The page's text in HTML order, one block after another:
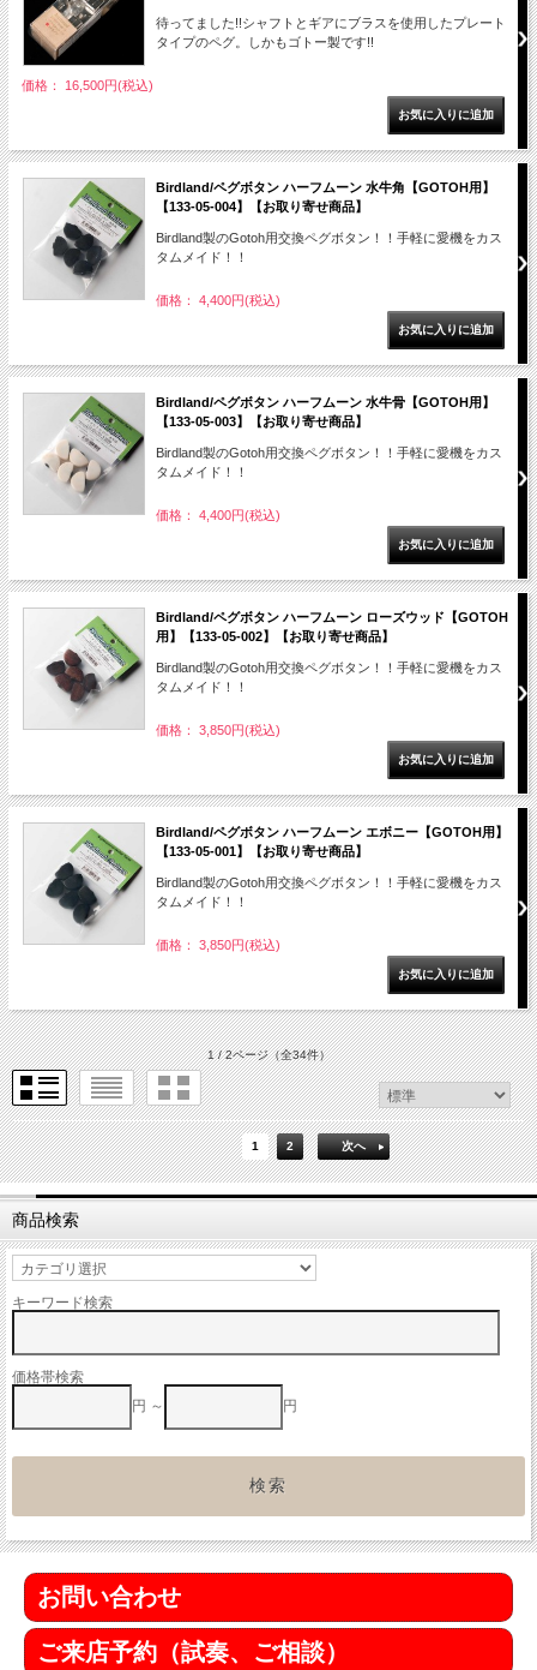
待ってました!!シャフトとギアにブラスを使用したプレート
タイプのペグ。しかもゴトー製です!!
価格： 16,500円(税込)
Birdland/ペグボタン ハーフムーン 水牛角【GOTOH用】
【133-05-004】【お取り寄せ商品】
Birdland製のGotoh用交換ペグボタン！！手軽に愛機をカス
タムメイド！！
価格： 4,400円(税込)
Birdland/ペグボタン ハーフムーン 水牛骨【GOTOH用】
【133-05-003】【お取り寄せ商品】
Birdland製のGotoh用交換ペグボタン！！手軽に愛機をカス
タムメイド！！
価格： 4,400円(税込)
Birdland/ペグボタン ハーフムーン ローズウッド【GOTOH
用】【133-05-002】【お取り寄せ商品】
Birdland製のGotoh用交換ペグボタン！！手軽に愛機をカス
タムメイド！！
価格： 3,850円(税込)
Birdland/ペグボタン ハーフムーン エボニー【GOTOH用】
【133-05-001】【お取り寄せ商品】
Birdland製のGotoh用交換ペグボタン！！手軽に愛機をカス
タムメイド！！
価格： 3,850円(税込)
1 / 2ページ（全34件）
1 2 次へ
商品検索
キーワード検索
価格帯検索
円 ～
円
お問い合わせ
ご来店予約（試奏、ご相談）